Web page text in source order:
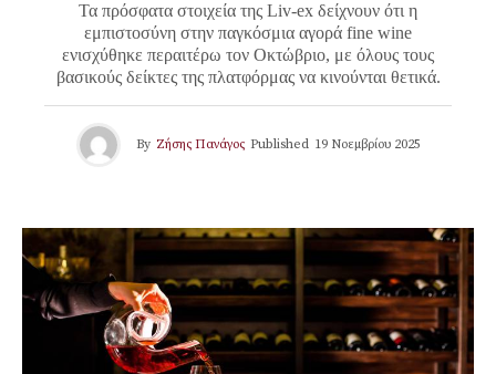
Τα πρόσφατα στοιχεία της Liv-ex δείχνουν ότι η
εμπιστοσύνη στην παγκόσμια αγορά fine wine
ενισχύθηκε περαιτέρω τον Οκτώβριο, με όλους τους
βασικούς δείκτες της πλατφόρμας να κινούνται θετικά.
By Ζήσης Πανάγος Published 19 Νοεμβρίου 2025